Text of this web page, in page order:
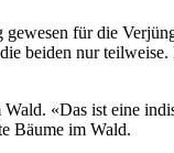
für die
beiden nur teilweise.
«Das ist eine
Bäume im Wald.